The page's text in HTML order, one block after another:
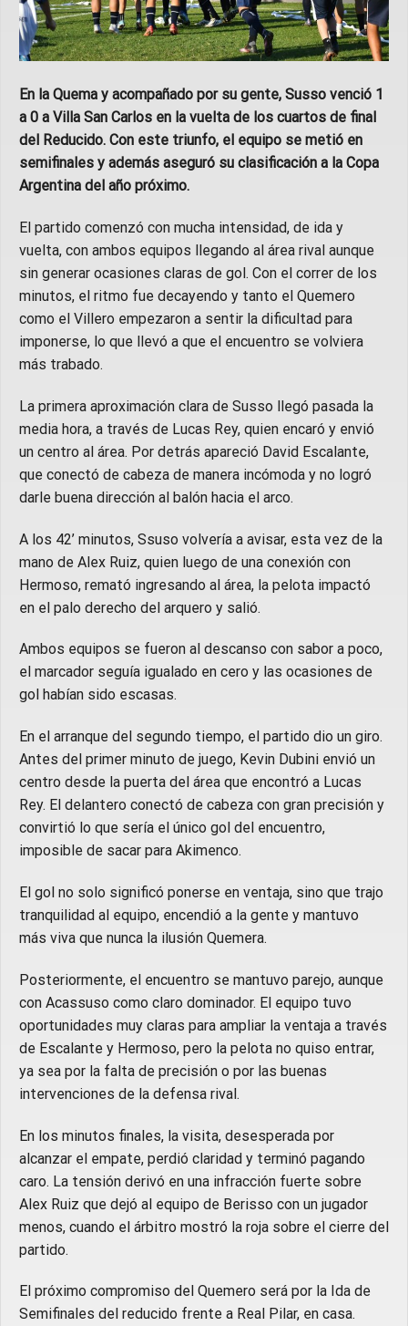
En la Quema y acompañado por su gente, Susso venció 1
a 0 a Villa San Carlos en la vuelta de los cuartos de final
del Reducido. Con este triunfo, el equipo se metió en
semifinales y además aseguró su clasificación a la Copa
Argentina del año próximo.
El partido comenzó con mucha intensidad, de ida y
vuelta, con ambos equipos llegando al área rival aunque
sin generar ocasiones claras de gol. Con el correr de los
minutos, el ritmo fue decayendo y tanto el Quemero
como el Villero empezaron a sentir la dificultad para
imponerse, lo que llevó a que el encuentro se volviera
más trabado.
La primera aproximación clara de Susso llegó pasada la
media hora, a través de Lucas Rey, quien encaró y envió
un centro al área. Por detrás apareció David Escalante,
que conectó de cabeza de manera incómoda y no logró
darle buena dirección al balón hacia el arco.
A los 42’ minutos, Ssuso volvería a avisar, esta vez de la
mano de Alex Ruiz, quien luego de una conexión con
Hermoso, remató ingresando al área, la pelota impactó
en el palo derecho del arquero y salió.
Ambos equipos se fueron al descanso con sabor a poco,
el marcador seguía igualado en cero y las ocasiones de
gol habían sido escasas.
En el arranque del segundo tiempo, el partido dio un giro.
Antes del primer minuto de juego, Kevin Dubini envió un
centro desde la puerta del área que encontró a Lucas
Rey. El delantero conectó de cabeza con gran precisión y
convirtió lo que sería el único gol del encuentro,
imposible de sacar para Akimenco.
El gol no solo significó ponerse en ventaja, sino que trajo
tranquilidad al equipo, encendió a la gente y mantuvo
más viva que nunca la ilusión Quemera.
Posteriormente, el encuentro se mantuvo parejo, aunque
con Acassuso como claro dominador. El equipo tuvo
oportunidades muy claras para ampliar la ventaja a través
de Escalante y Hermoso, pero la pelota no quiso entrar,
ya sea por la falta de precisión o por las buenas
intervenciones de la defensa rival.
En los minutos finales, la visita, desesperada por
alcanzar el empate, perdió claridad y terminó pagando
caro. La tensión derivó en una infracción fuerte sobre
Alex Ruiz que dejó al equipo de Berisso con un jugador
menos, cuando el árbitro mostró la roja sobre el cierre del
partido.
El próximo compromiso del Quemero será por la Ida de
Semifinales del reducido frente a Real Pilar, en casa.